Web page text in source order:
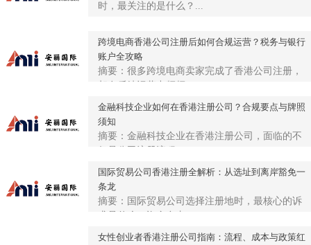
时，最关注的是什么？...
跨境电商香港公司注册后如何合规运营？税务与银行
账户全攻略
摘要：很多跨境电商卖家完成了香港公司注册，
金融科技企业如何在香港注册公司？合规要点与牌照
须知
摘要：金融科技企业在香港注册公司，面临的不
国际贸易公司香港注册全解析：从选址到离岸豁免一
条龙
摘要：国际贸易公司选择注册地时，最核心的诉
女性创业者香港注册公司指南：流程、成本与政策红